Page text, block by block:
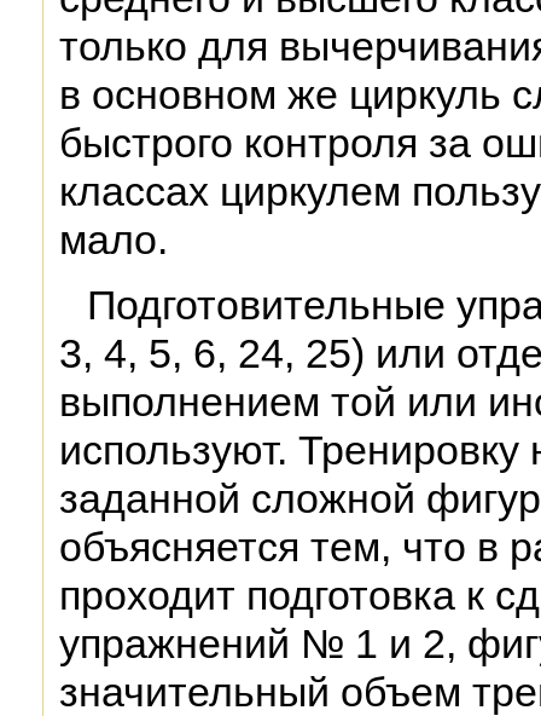
только для
в основном же циркуль
быстрого контроля за
классах циркулем
мало.
Подготовительные
3, 4, 5, 6, 24, 25) или
выполнением той или
используют.
заданной сложной
объясняется тем, что в
проходит подготовка к
упражнений № 1 и 2,
значительный объем